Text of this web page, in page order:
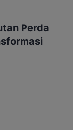
Perda